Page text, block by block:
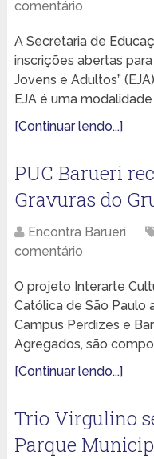
comentário
A Secretaria de
inscrições abertas
Jovens e Adultos”
EJA é uma modalidade
[Continuar lendo...]
PUC Barueri
Gravuras do
Encontra Barueri
comentário
O projeto Interarte
Católica de São Paulo
Campus Perdizes e
Agregados, são
[Continuar lendo...]
Trio Virgulino
Parque